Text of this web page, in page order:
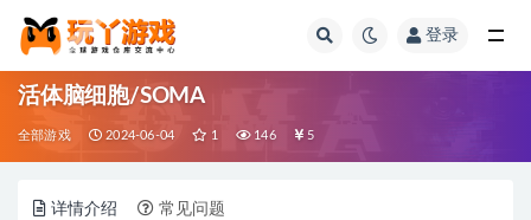
登录
活体脑细胞/SOMA
全部游戏 2024-06-04 1 146 5
详情介绍 常见问题